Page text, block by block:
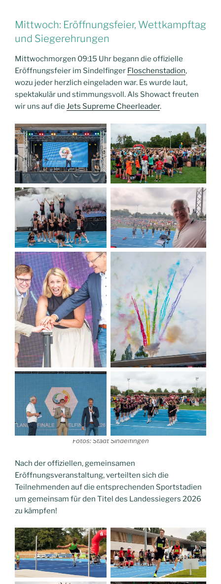
Mittwoch: Eröffnungsfeier, Wettkampftag
und Siegerehrungen
Mittwochmorgen 09:15 Uhr begann die offizielle
Eröffnungsfeier im Sindelfinger Floschenstadion,
wozu jeder herzlich eingeladen war. Es wurde laut,
spektakulär und stimmungsvoll. Als Showact freuten
wir uns auf die Jets Supreme Cheerleader.
Fotos: Stadt Sindelfingen
Nach der offiziellen, gemeinsamen
Eröffnungsveranstaltung, verteilten sich die
Teilnehmenden auf die entsprechenden Sportstadien
um gemeinsam für den Titel des Landessiegers 2026
zu kämpfen!